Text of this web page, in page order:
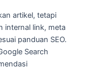
artikel, tetapi
internal link, meta
panduan SEO.
Search